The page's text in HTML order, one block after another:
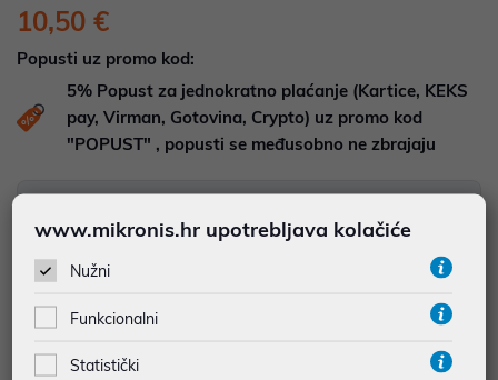
10,50 €
Popusti uz promo kod:
5% Popust za jednokratno plaćanje (Kartice, KEKS
pay, Virman, Gotovina, Crypto) uz promo kod
"POPUST" , popusti se međusobno ne zbrajaju
Pošaljite upit naweb-prodaja@mikronis.hr
www.mikronis.hr upotrebljava kolačiće
Nužni
Funkcionalni
Statistički